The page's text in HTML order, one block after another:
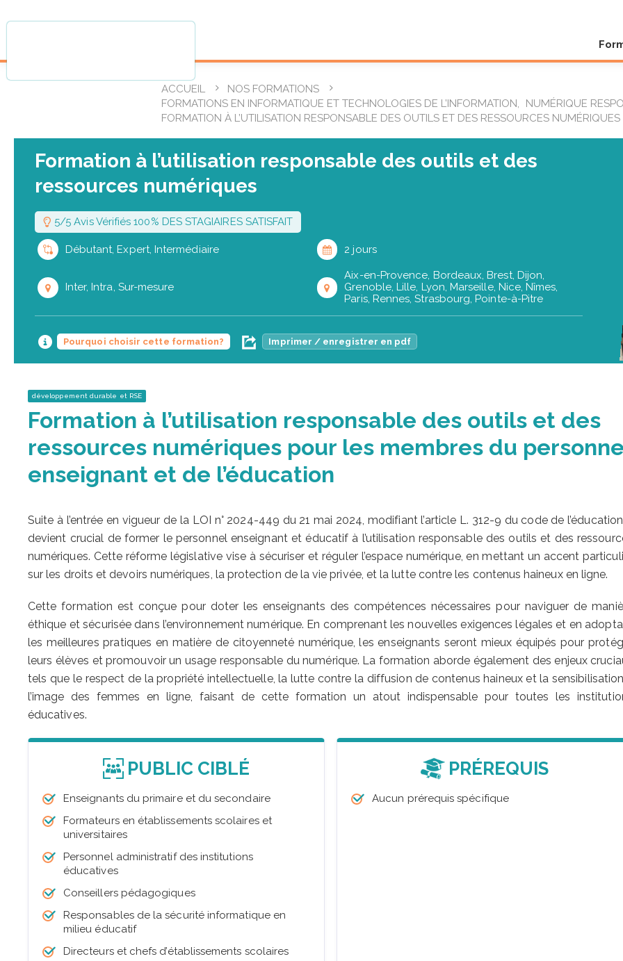
ACCUEIL
NOS FORMATIONS
FORMATIONS EN INFORMATIQUE ET TECHNOLOGIES DE L’INFORMATION,
NUMÉRIQUE
FORMATION À L’UTILISATION RESPONSABLE DES OUTILS ET DES RESSOURCES NUMÉRIQUES
Formation à l’utilisation responsable des outils et des
ressources numériques
5/5 Avis Vérifiés 100% DES STAGIAIRES SATISFAIT
Débutant, Expert, Intermédiaire 2 jours
Inter, Intra, Sur-mesure
Aix-en-Provence, Bordeaux, Brest, Dijon,
Grenoble, Lille, Lyon, Marseille, Nice, Nîmes,
Paris, Rennes, Strasbourg, Pointe-à-Pitre
Pourquoi choisir cette formation? Imprimer / enregistrer en pdf
développement durable et RSE
Formation à l’utilisation responsable des outils et des
ressources numériques pour les membres du
enseignant et de l’éducation
Suite à l’entrée en vigueur de la LOI n° 2024-449 du 21 mai 2024, modifiant l’article L. 312-9 du code de
devient crucial de former le personnel enseignant et éducatif à l’utilisation responsable des outils et des
numériques. Cette réforme législative vise à sécuriser et réguler l’espace numérique, en mettant un accent
sur les droits et devoirs numériques, la protection de la vie privée, et la lutte contre les contenus haineux en ligne.
Cette formation est conçue pour doter les enseignants des compétences nécessaires pour naviguer de
éthique et sécurisée dans l’environnement numérique. En comprenant les nouvelles exigences légales et en
les meilleures pratiques en matière de citoyenneté numérique, les enseignants seront mieux équipés pour
leurs élèves et promouvoir un usage responsable du numérique. La formation aborde également des enjeux
tels que le respect de la propriété intellectuelle, la lutte contre la diffusion de contenus haineux et la
l’image des femmes en ligne, faisant de cette formation un atout indispensable pour toutes les
éducatives.
PUBLIC CIBLÉ
Enseignants du primaire et du secondaire
Formateurs en établissements scolaires et
universitaires
Personnel administratif des institutions
éducatives
Conseillers pédagogiques
Responsables de la sécurité informatique en
milieu éducatif
Directeurs et chefs d’établissements scolaires
PRÉREQUIS
Aucun prérequis spécifique